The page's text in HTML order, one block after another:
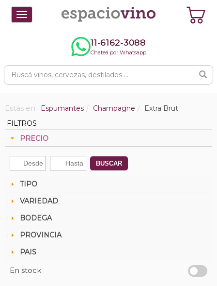
Toggle
navigation
11-6162-3088
Chateá por Whatsapp
Estás en: Espumantes Champagne
Extra Brut
FILTROS
PRECIO
BUSCAR
TIPO
VARIEDAD
BODEGA
PROVINCIA
PAIS
En stock